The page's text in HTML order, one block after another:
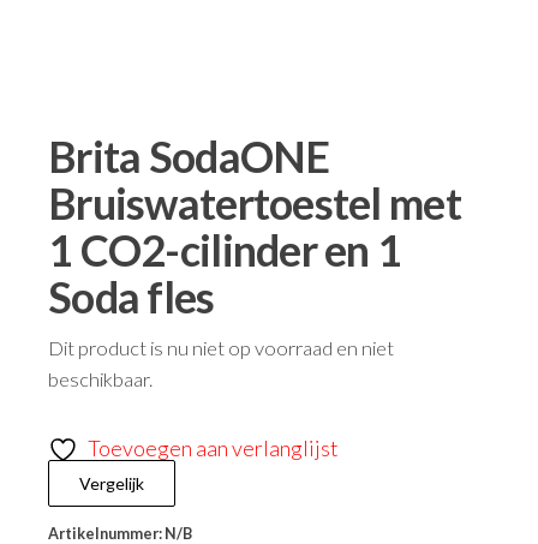
Brita SodaONE
Bruiswatertoestel met
1 CO2-cilinder en 1
Soda fles
Dit product is nu niet op voorraad en niet
beschikbaar.
Toevoegen aan verlanglijst
Vergelijk
Artikelnummer: N/B